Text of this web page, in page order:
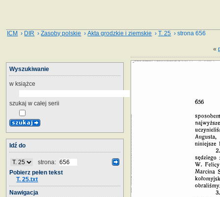
ICM › DIR ›Zasoby polskie ›Akta grodzkie i ziemskie ›T. 25 › strona 656
«
Wyszukiwanie
w książce
szukaj w całej serii
Idź do
strona:
Pobierz pełen tekst
T. 25.txt
Nawigacja